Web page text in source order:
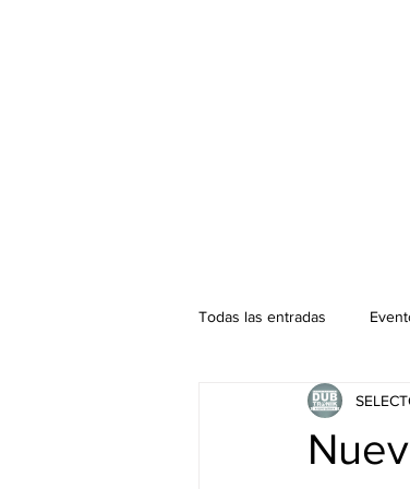
Todas las entradas
Podcast. SOUNDMAN